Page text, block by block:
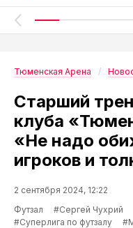
Тюменская Арена
Старший
клуба
«Не надо
игроков и
2 сентября 2024, 12:22
Футзал
#Сергей Чухрий
#Суперлига по футзалу